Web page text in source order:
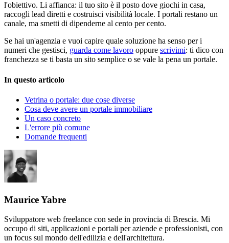
l'obiettivo. Li affianca: il tuo sito è il posto dove giochi in casa,
raccogli lead diretti e costruisci visibilità locale. I portali restano un
canale, ma smetti di dipenderne al cento per cento.
Se hai un'agenzia e vuoi capire quale soluzione ha senso per i
numeri che gestisci, guarda come lavoro oppure scrivimi: ti dico con
franchezza se ti basta un sito semplice o se vale la pena un portale.
In questo articolo
Vetrina o portale: due cose diverse
Cosa deve avere un portale immobiliare
Un caso concreto
L'errore più comune
Domande frequenti
Maurice Yabre
Sviluppatore web freelance con sede in provincia di Brescia. Mi
occupo di siti, applicazioni e portali per aziende e professionisti, con
un focus sul mondo dell'edilizia e dell'architettura.